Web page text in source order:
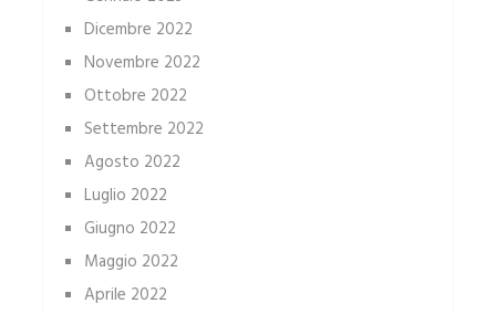
Dicembre 2022
Novembre 2022
Ottobre 2022
Settembre 2022
Agosto 2022
Luglio 2022
Giugno 2022
Maggio 2022
Aprile 2022